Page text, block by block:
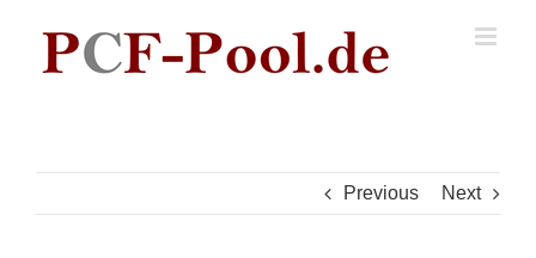
content
Previous Next